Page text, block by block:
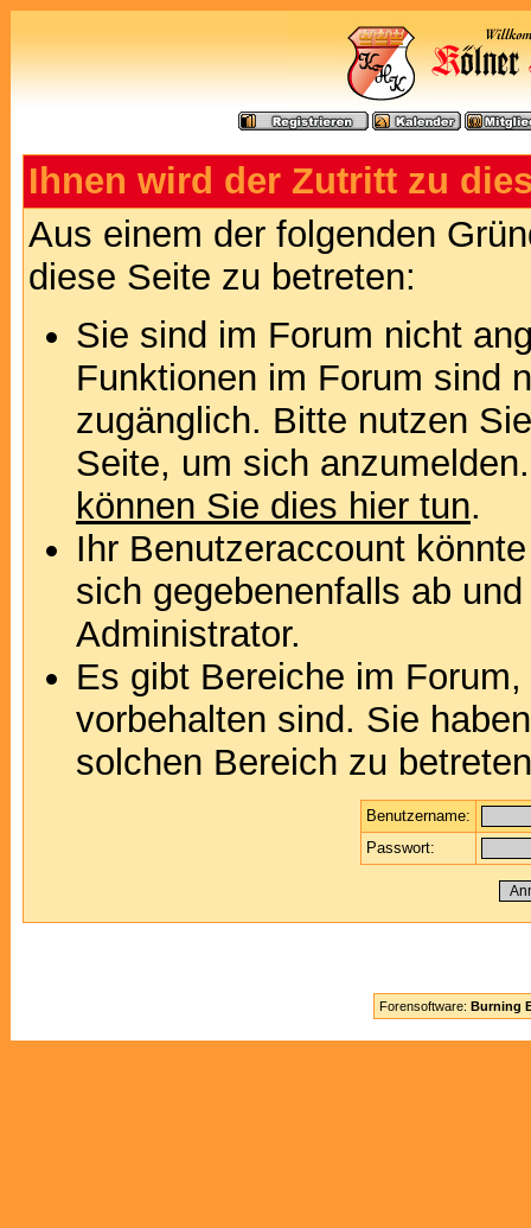
Ihnen wird der Zutritt zu
Aus einem der folgenden
diese Seite zu betreten:
Sie sind im Forum nicht
Funktionen im Forum sind
zugänglich. Bitte nutzen
Seite, um sich
können Sie dies hier tun.
Ihr Benutzeraccount
sich gegebenenfalls ab
Administrator.
Es gibt Bereiche im
vorbehalten sind. Sie
solchen Bereich zu
Benutzername:
Passwort:
Forensoftware: Burning